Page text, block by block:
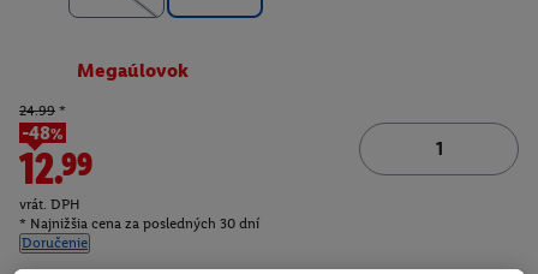
Megaúlovok
24.99 *
-48%
12.99
vrát. DPH
* Najnižšia cena za posledných 30 dní
Doručenie